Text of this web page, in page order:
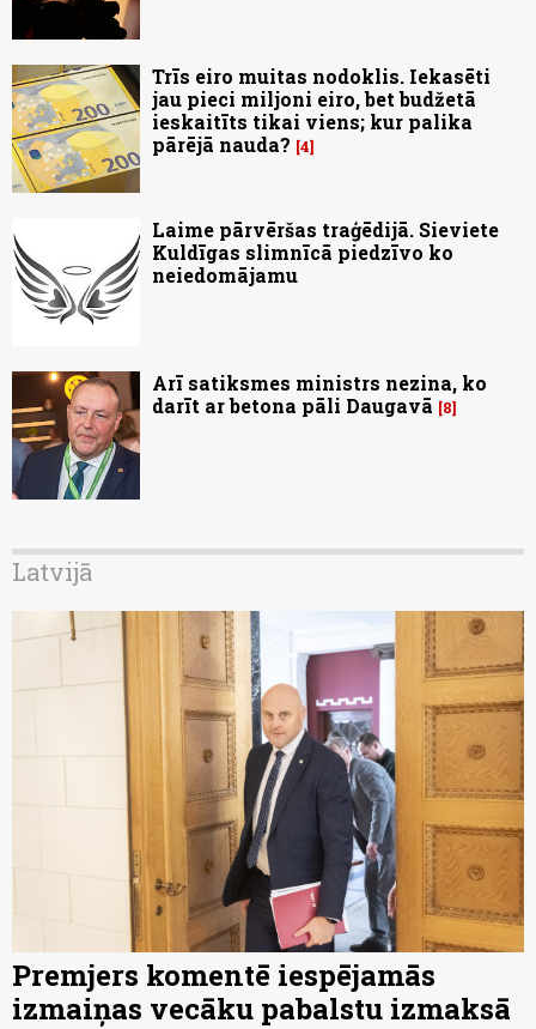
Trīs eiro muitas nodoklis. Iekasēti
jau pieci miljoni eiro, bet budžetā
ieskaitīts tikai viens; kur palika
pārējā nauda? 4
Laime pārvēršas traģēdijā. Sieviete
Kuldīgas slimnīcā piedzīvo ko
neiedomājamu
Arī satiksmes ministrs nezina, ko
darīt ar betona pāli Daugavā
8
Latvijā
Premjers komentē iespējamās
izmaiņas vecāku pabalstu izmaksā